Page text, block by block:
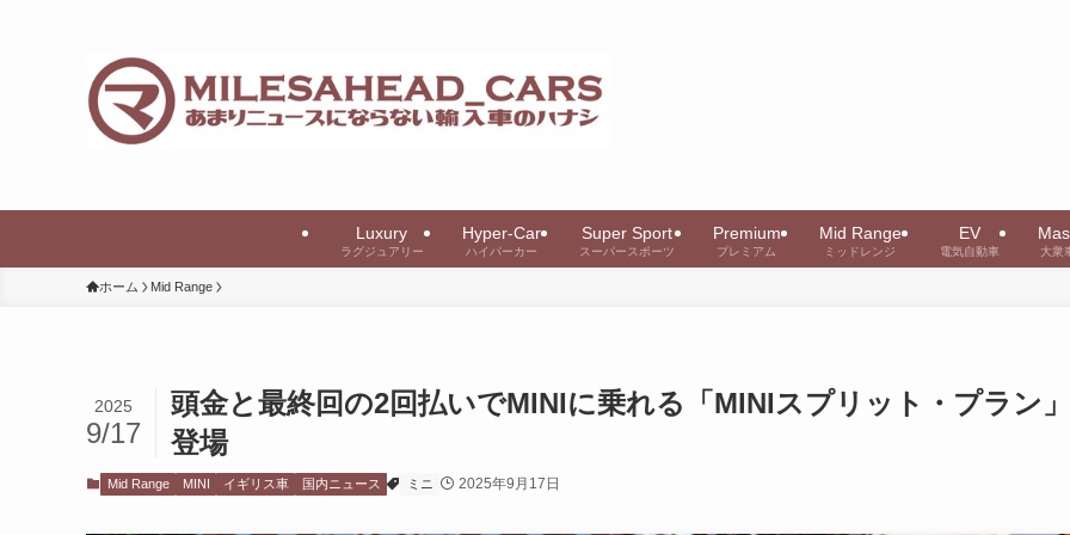
Luxury
ラグジュアリー
Hyper-Car
ハイパーカー
Super Sport
スーパースポーツ
Premium
プレミアム
Mid Range
ミッドレンジ
EV
電気自動車 大衆
ホーム Mid Range
頭金と最終回の2回払いでMINIに乗れる「MINIスプリット・プラン」
登場
2025
9/17
Mid Range MINI イギリス車 国内ニュース ミニ 2025年9月17日